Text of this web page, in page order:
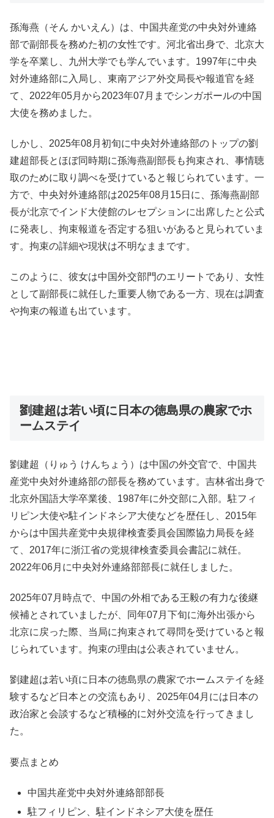
孫海燕（そん かいえん）は、中国共産党の中央対外連絡
部で副部長を務めた初の女性です。河北省出身で、北京大
学を卒業し、九州大学でも学んでいます。1997年に中央
対外連絡部に入局し、東南アジア外交局長や報道官を経
て、2022年05月から2023年07月までシンガポールの中国
大使を務めました。
しかし、2025年08月初旬に中央対外連絡部のトップの劉
建超部長とほぼ同時期に孫海燕副部長も拘束され、事情聴
取のために取り調べを受けていると報じられています。一
方で、中央対外連絡部は2025年08月15日に、孫海燕副部
長が北京でインド大使館のレセプションに出席したと公式
に発表し、拘束報道を否定する狙いがあると見られていま
す。拘束の詳細や現状は不明なままです。
このように、彼女は中国外交部門のエリートであり、女性
として副部長に就任した重要人物である一方、現在は調査
や拘束の報道も出ています。
劉建超は若い頃に日本の徳島県の農家でホ
ームステイ
劉建超（りゅう けんちょう）は中国の外交官で、中国共
産党中央対外連絡部の部長を務めています。吉林省出身で
北京外国語大学卒業後、1987年に外交部に入部。駐フィ
リピン大使や駐インドネシア大使などを歴任し、2015年
からは中国共産党中央規律検査委員会国際協力局長を経
て、2017年に浙江省の党規律検査委員会書記に就任。
2022年06月に中央対外連絡部部長に就任しました。
2025年07月時点で、中国の外相である王毅の有力な後継
候補とされていましたが、同年07月下旬に海外出張から
北京に戻った際、当局に拘束されて尋問を受けていると報
じられています。拘束の理由は公表されていません。
劉建超は若い頃に日本の徳島県の農家でホームステイを経
験するなど日本との交流もあり、2025年04月には日本の
政治家と会談するなど積極的に対外交流を行ってきまし
た。
要点まとめ
中国共産党中央対外連絡部部長
駐フィリピン、駐インドネシア大使を歴任